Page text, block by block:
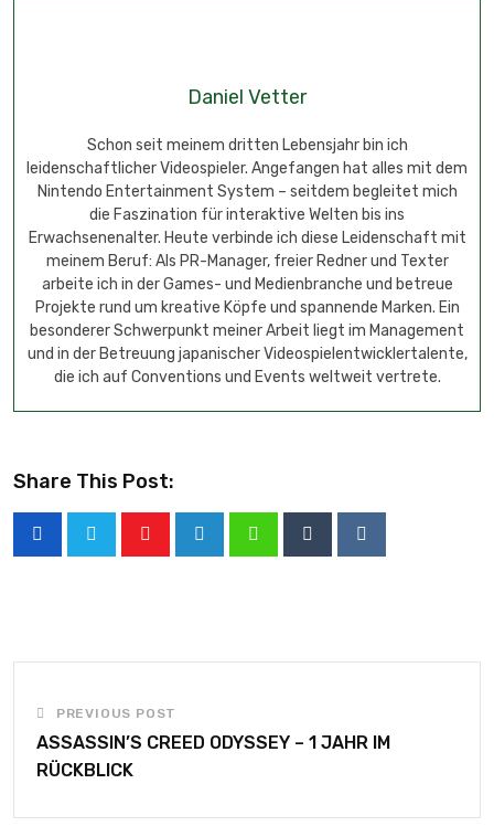
Daniel Vetter
Schon seit meinem dritten Lebensjahr bin ich
leidenschaftlicher Videospieler. Angefangen hat alles mit dem
Nintendo Entertainment System – seitdem begleitet mich
die Faszination für interaktive Welten bis ins
Erwachsenenalter. Heute verbinde ich diese Leidenschaft mit
meinem Beruf: Als PR-Manager, freier Redner und Texter
arbeite ich in der Games- und Medienbranche und betreue
Projekte rund um kreative Köpfe und spannende Marken. Ein
besonderer Schwerpunkt meiner Arbeit liegt im Management
und in der Betreuung japanischer Videospielentwicklertalente,
die ich auf Conventions und Events weltweit vertrete.
Share This Post:
PREVIOUS POST
ASSASSIN’S CREED ODYSSEY – 1 JAHR IM
RÜCKBLICK